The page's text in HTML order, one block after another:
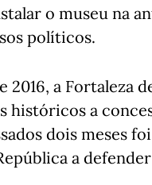
o museu na
políticos.
2016, a Fortaleza
históricos a
dois meses
a